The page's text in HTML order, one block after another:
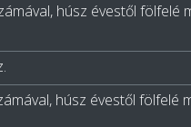
húsz évestől fölfelé
húsz évestől fölfelé